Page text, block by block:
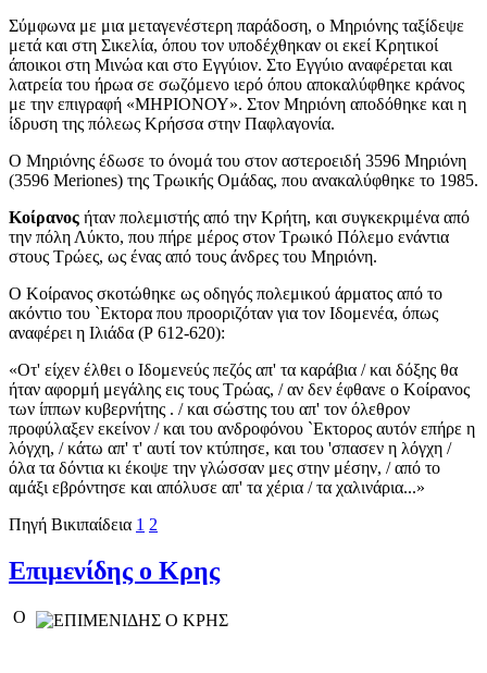
Σύμφωνα με μια μεταγενέστερη παράδοση, ο Μηριόνης ταξίδεψε
μετά και στη Σικελία, όπου τον υποδέχθηκαν οι εκεί Κρητικοί
άποικοι στη Μινώα και στο Εγγύιον. Στο Εγγύιο αναφέρεται και
λατρεία του ήρωα σε σωζόμενο ιερό όπου αποκαλύφθηκε κράνος
με την επιγραφή «ΜΗΡΙΟΝΟΥ». Στον Μηριόνη αποδόθηκε και η
ίδρυση της πόλεως Κρήσσα στην Παφλαγονία.
Ο Μηριόνης έδωσε το όνομά του στον αστεροειδή 3596 Μηριόνη
(3596 Meriones) της Τρωικής Ομάδας, που ανακαλύφθηκε το 1985.
Κοίρανος ήταν πολεμιστής από την Κρήτη, και συγκεκριμένα από
την πόλη Λύκτο, που πήρε μέρος στον Τρωικό Πόλεμο ενάντια
στους Τρώες, ως ένας από τους άνδρες του Μηριόνη.
O Κοίρανος σκοτώθηκε ως οδηγός πολεμικού άρματος από το
ακόντιο του `Εκτορα που προοριζόταν για τον Ιδομενέα, όπως
αναφέρει η Ιλιάδα (Ρ 612-620):
«Οτ' είχεν έλθει ο Ιδομενεύς πεζός απ' τα καράβια / και δόξης θα
ήταν αφορμή μεγάλης εις τους Τρώας, / αν δεν έφθανε ο Κοίρανος
των ίππων κυβερνήτης . / και σώστης του απ' τον όλεθρον
προφύλαξεν εκείνον / και του ανδροφόνου `Εκτορος αυτόν επήρε η
λόγχη, / κάτω απ' τ' αυτί τον κτύπησε, και του 'σπασεν η λόγχη /
όλα τα δόντια κι έκοψε την γλώσσαν μες στην μέσην, / από το
αμάξι εβρόντησε και απόλυσε απ' τα χέρια / τα χαλινάρια...»
Πηγή Βικιπαίδεια 1 2
Επιμενίδης ο Κρης
O